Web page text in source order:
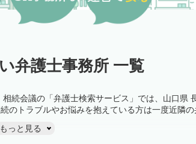
弁護士事務所 一覧
続会議の「弁護士検索サービス」では、山口県
のトラブルやお悩みを抱えている方は一度近隣
もっと見る